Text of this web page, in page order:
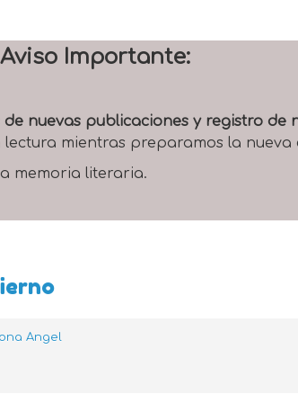
Aviso Importante:
de nuevas publicaciones y registro de
mientras preparamos la
memoria literaria.
Angel